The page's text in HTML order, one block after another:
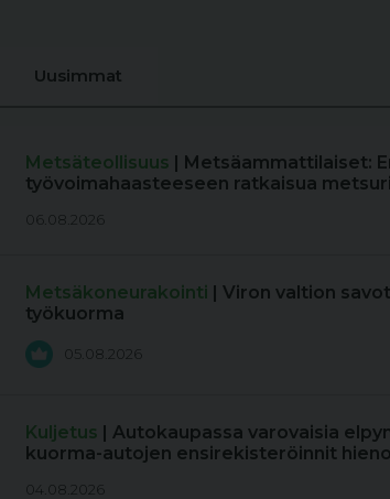
Uusimmat
Metsäteollisuus | Metsäammattilaiset:
työvoimahaasteeseen ratkaisua
06.08.2026
Metsäkoneurakointi | Viron valtion
työkuorma
05.08.2026
Kuljetus | Autokaupassa varovaisia
kuorma-autojen ensirekisteröinnit
04.08.2026